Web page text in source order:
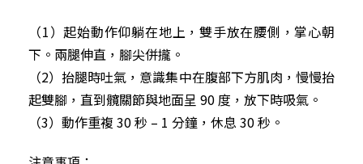
（1）起始動作仰躺在地上，雙手放在腰側，掌心朝
下。兩腿伸直，腳尖併攏。
（2）抬腿時吐氣，意識集中在腹部下方肌肉，慢慢抬
起雙腳，直到髖關節與地面呈 90 度，放下時吸氣。
（3）動作重複 30 秒 – 1 分鐘，休息 30 秒。